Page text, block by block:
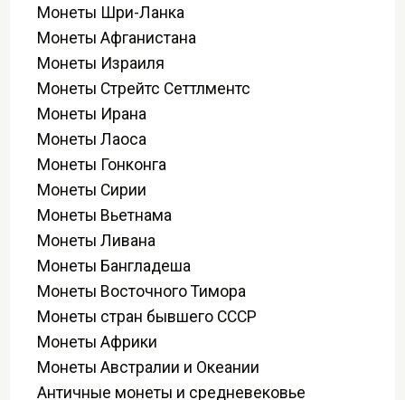
Монеты Шри-Ланка
Монеты Афганистана
Монеты Израиля
Монеты Стрейтс Сеттлментс
Монеты Ирана
Монеты Лаоса
Монеты Гонконга
Монеты Сирии
Монеты Вьетнама
Монеты Ливана
Монеты Бангладеша
Монеты Восточного Тимора
Монеты стран бывшего СССР
Монеты Африки
Монеты Австралии и Океании
Античные монеты и средневековье